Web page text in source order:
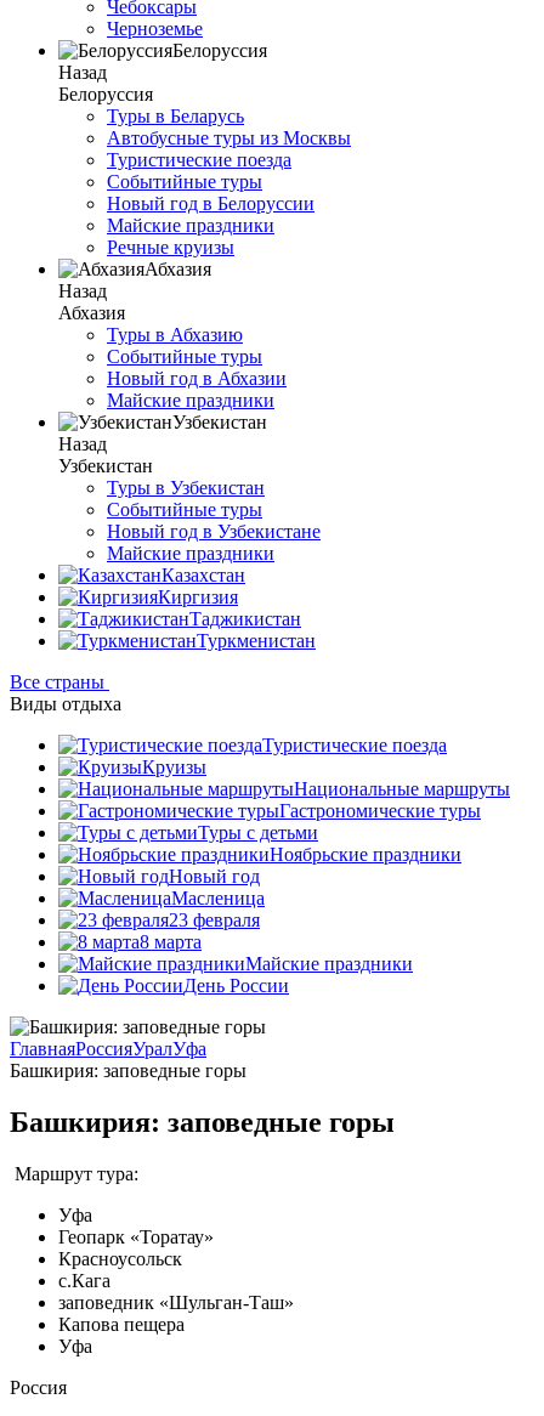
Чебоксары
Черноземье
Белоруссия
Назад
Белоруссия
Туры в Беларусь
Автобусные туры из Москвы
Туристические поезда
Событийные туры
Новый год в Белоруссии
Майские праздники
Речные круизы
Абхазия
Назад
Абхазия
Туры в Абхазию
Событийные туры
Новый год в Абхазии
Майские праздники
Узбекистан
Назад
Узбекистан
Туры в Узбекистан
Событийные туры
Новый год в Узбекистане
Майские праздники
Казахстан
Киргизия
Таджикистан
Туркменистан
Все страны
Виды отдыха
Туристические поезда
Круизы
Национальные маршруты
Гастрономические туры
Туры с детьми
Ноябрьские праздники
Новый год
Масленица
23 февраля
8 марта
Майские праздники
День России
ГлавнаяРоссияУралУфа
Башкирия: заповедные горы
Башкирия: заповедные горы
Маршрут тура:
Уфа
Геопарк «Торатау»
Красноусольск
с.Кага
заповедник «Шульган-Таш»
Капова пещера
Уфа
Россия